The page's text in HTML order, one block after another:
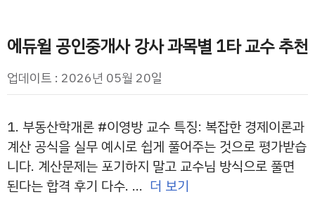
에듀윌 공인중개사 강사 과목별 1타 교수 추천
업데이트 : 2026년 05월 20일
1. 부동산학개론 #이영방 교수 특징: 복잡한 경제이론과
계산 공식을 실무 예시로 쉽게 풀어주는 것으로 평가받습
니다. 계산문제는 포기하지 말고 교수님 방식으로 풀면
된다는 합격 후기 다수. … 더 보기